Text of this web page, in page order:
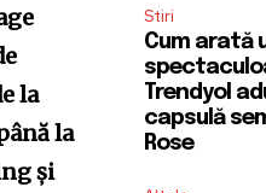
la
la
și
Stiri
Cum arată
Trendyol
capsulă
Rose